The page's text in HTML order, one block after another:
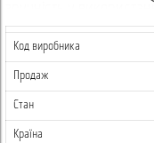
зручність у
Код виробника
Продаж
Стан
Країна